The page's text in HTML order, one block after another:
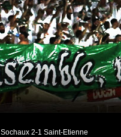
Sochaux 2-1 Saint-Etienne